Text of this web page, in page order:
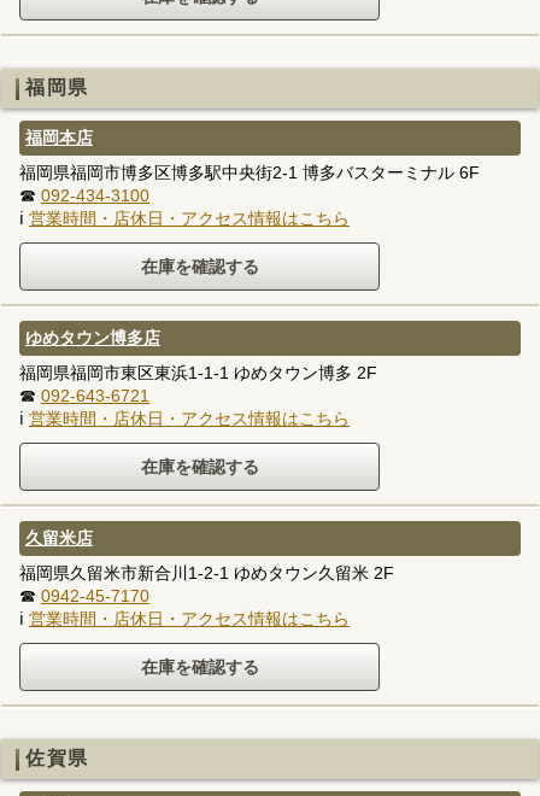
福岡県
福岡本店
福岡県福岡市博多区博多駅中央街2-1 博多バスターミナル 6F
☎ 092-434-3100
ℹ 営業時間・店休日・アクセス情報はこちら
ゆめタウン博多店
福岡県福岡市東区東浜1-1-1 ゆめタウン博多 2F
☎ 092-643-6721
ℹ 営業時間・店休日・アクセス情報はこちら
久留米店
福岡県久留米市新合川1-2-1 ゆめタウン久留米 2F
☎ 0942-45-7170
ℹ 営業時間・店休日・アクセス情報はこちら
佐賀県